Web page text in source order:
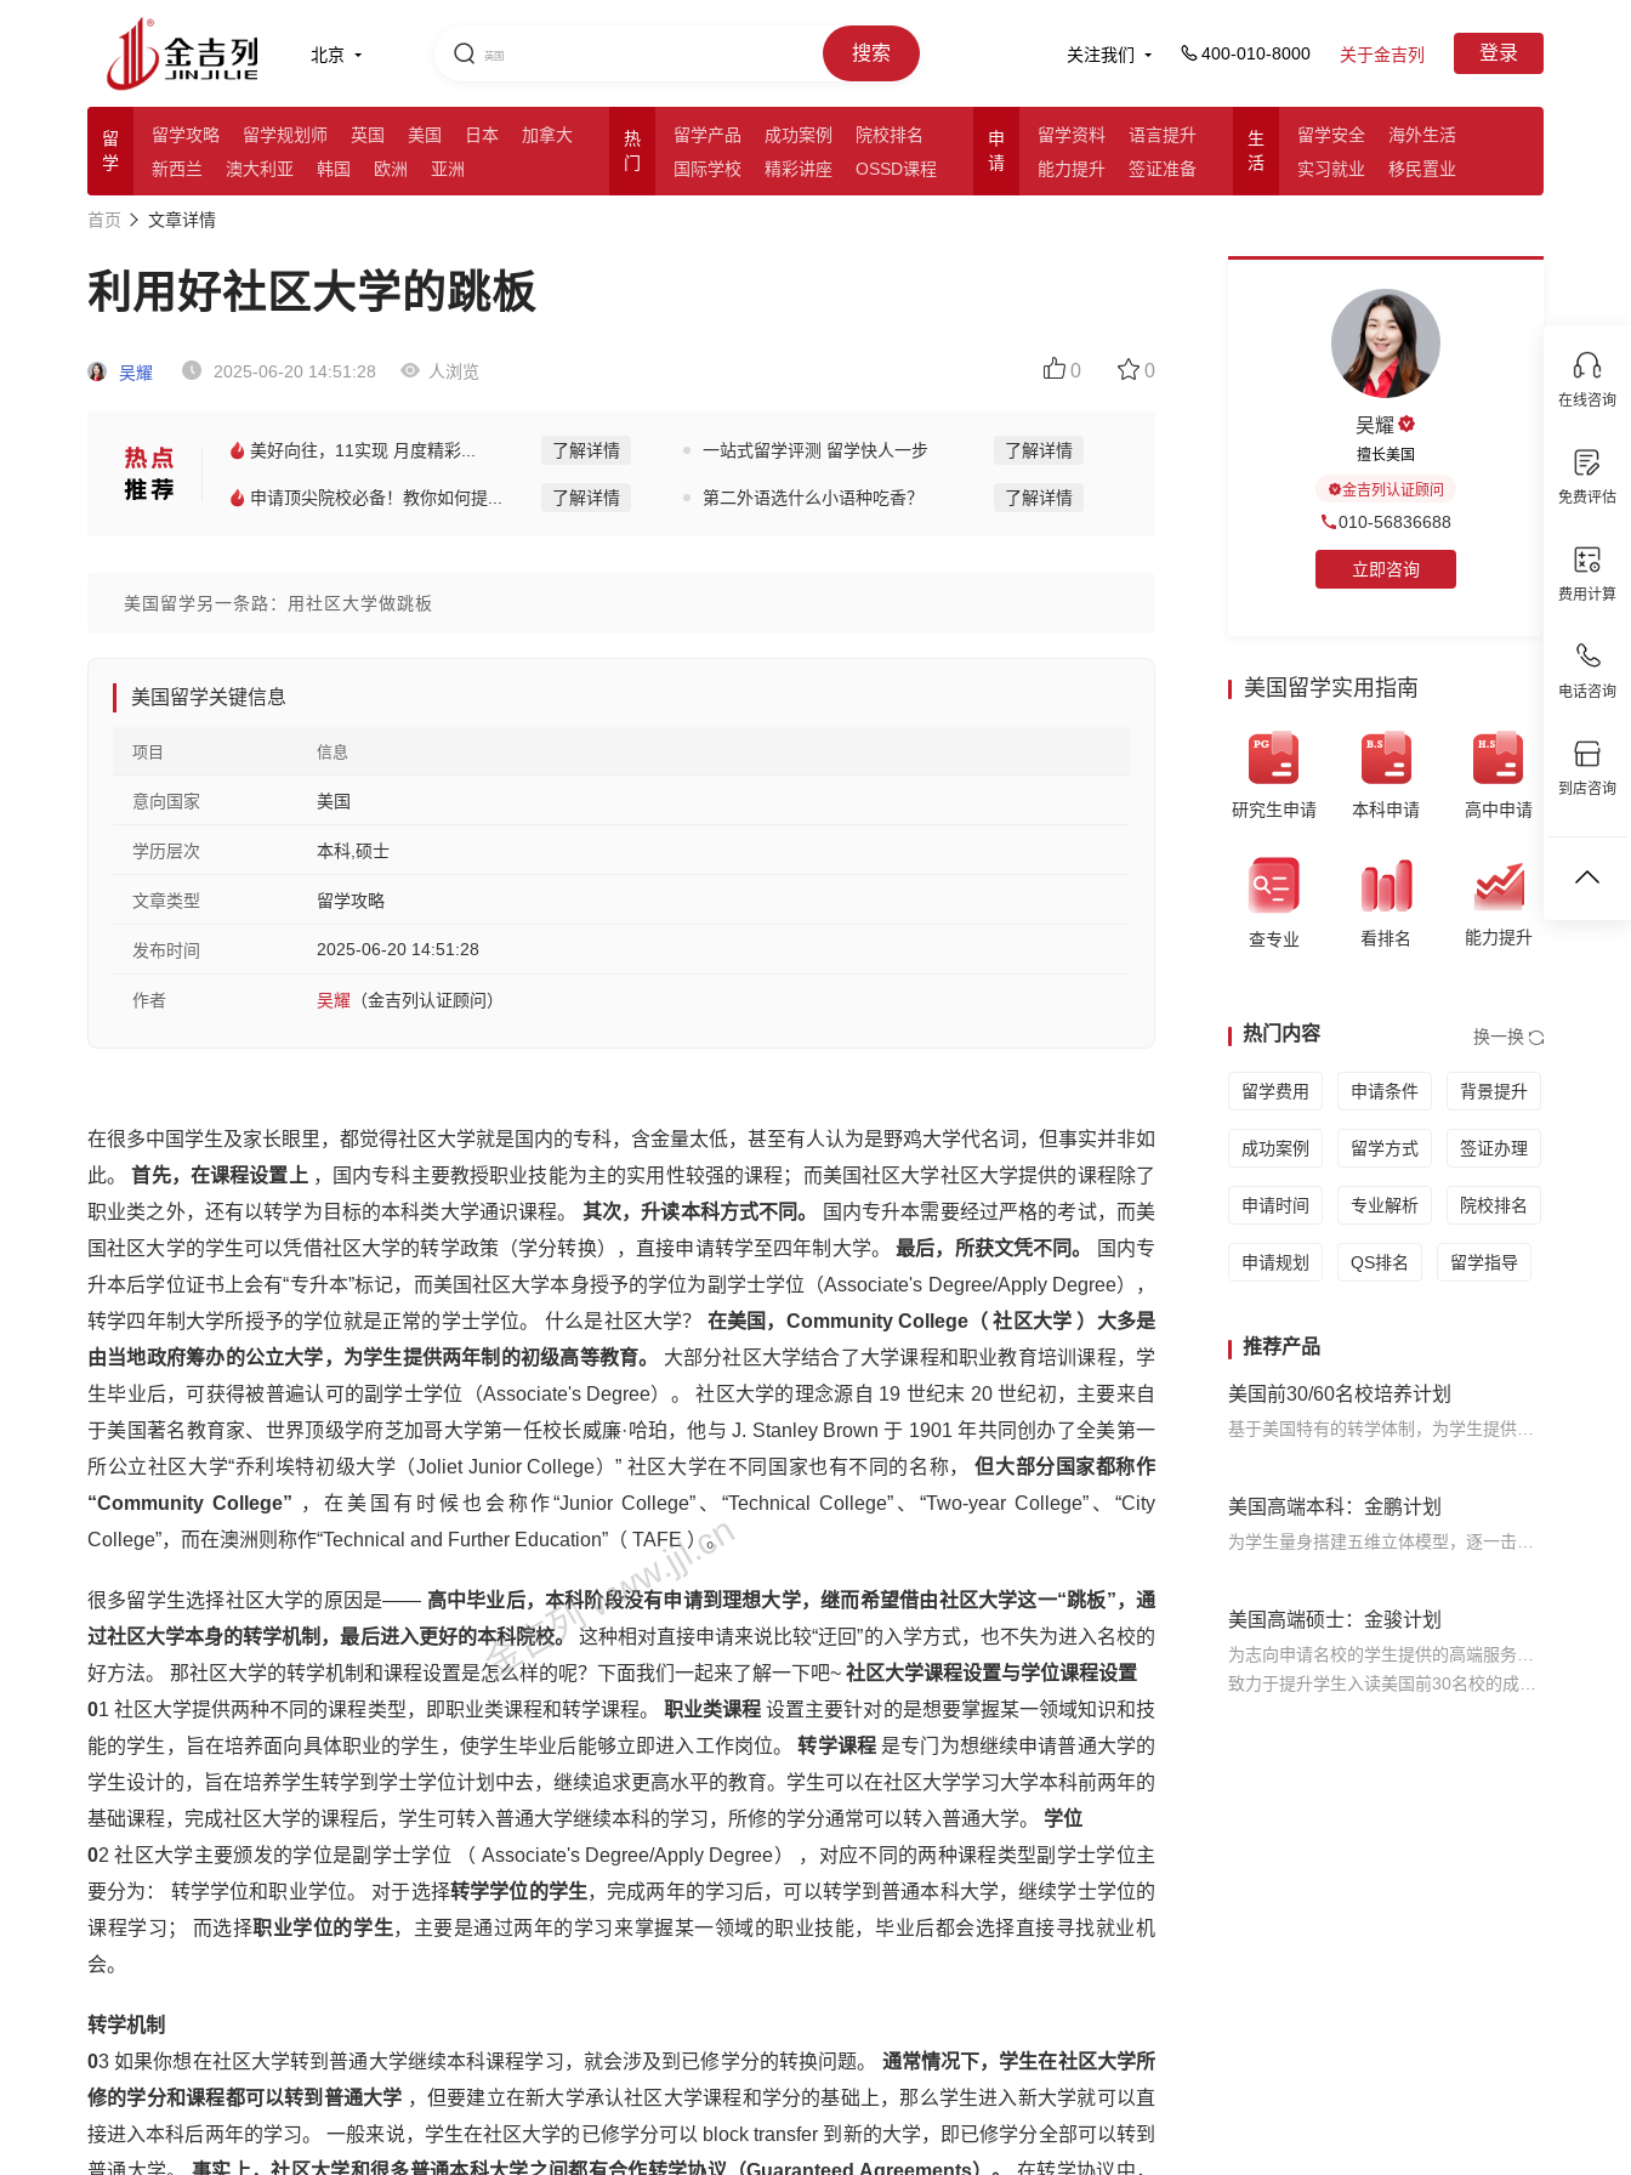
北京 搜索 关注我们 400-010-8000 关于金吉列 登录
留
学
留学攻略 留学规划师 英国 美国 日本
加拿大
新西兰
澳大利亚 韩国 欧洲 亚洲
热
门
留学产品 成功案例
院校排名
国际学校
精彩讲座 OSSD课程
申
请
留学资料
语言提升
能力提升
签证准备
生
活
留学安全
海外生活
实习就业
移民置业
在线咨询
免费评估
费用计算
电话咨询
到店咨询
首页 文章详情
利用好社区大学的跳板
吴耀 2025-06-20 14:51:28 人浏览 0 0
美好向往，11实现 月度精彩... 了解详情 一站式留学评测 留学快人一步 了解详情
申请顶尖院校必备！教你如何提... 了解详情 第二外语选什么小语种吃香？ 了解详情
美国留学另一条路：用社区大学做跳板
美国留学关键信息
项目 信息
意向国家 美国
学历层次 本科,硕士
文章类型 留学攻略
发布时间 2025-06-20 14:51:28
作者 吴耀 （金吉列认证顾问）
在很多中国学生及家长眼里，都觉得社区大学就是国内的专科，含金量太低，甚至有人认为是野鸡大学代名词，但事实并非如
此。首先，在课程设置上 ，国内专科主要教授职业技能为主的实用性较强的课程；而美国社区大学社区大学提供的课程除了
职业类之外，还有以转学为目标的本科类大学通识课程。 其次，升读本科方式不同。
国内专升本需要经过严格的考试，而美
国社区大学的学生可以凭借社区大学的转学政策（学分转换），直接申请转学至四年制大学。最后，所获文凭不同。
国内专
升本后学位证书上会有“专升本”标记，而美国社区大学本身授予的学位为副学士学位（Associate's Degree/Apply Degree），
转学四年制大学所授予的学位就是正常的学士学位。 什么是社区大学？ 在美国，Community College（ 社区大学 ）大多是
由当地政府筹办的公立大学，为学生提供两年制的初级高等教育。
大部分社区大学结合了大学课程和职业教育培训课程，学
生毕业后，可获得被普遍认可的副学士学位（Associate's Degree）。 社区大学的理念源自 19 世纪末 20 世纪初，主要来自
于美国著名教育家、世界顶级学府芝加哥大学第一任校长威廉·哈珀，他与 J. Stanley Brown 于 1901 年共同创办了全美第一
所公立社区大学“乔利埃特初级大学（Joliet Junior College）” 社区大学在不同国家也有不同的名称，但大部分国家都称作
“Community College” ，在美国有时候也会称作“Junior College”、“Technical College”、“Two-year College”、“City
College”，而在澳洲则称作“Technical and Further Education”（ TAFE ）。
很多留学生选择社区大学的原因是—— 高中毕业后，本科阶段没有申请到理想大学，继而希望借由社区大学这一“跳板”，通
过社区大学本身的转学机制，最后进入更好的本科院校。 这种相对直接申请来说比较“迂回”的入学方式，也不失为进入名校的
好方法。 那社区大学的转学机制和课程设置是怎么样的呢？下面我们一起来了解一下吧~ 社区大学课程设置与学位课程设置
01 社区大学提供两种不同的课程类型，即职业类课程和转学课程。职业类课程 设置主要针对的是想要掌握某一领域知识和技
能的学生，旨在培养面向具体职业的学生，使学生毕业后能够立即进入工作岗位。转学课程是专门为想继续申请普通大学的
学生设计的，旨在培养学生转学到学士学位计划中去，继续追求更高水平的教育。学生可以在社区大学学习大学本科前两年的
基础课程，完成社区大学的课程后，学生可转入普通大学继续本科的学习，所修的学分通常可以转入普通大学。 学位
02 社区大学主要颁发的学位是副学士学位 （ Associate's Degree/Apply Degree） ，对应不同的两种课程类型副学士学位主
要分为： 转学学位和职业学位。 对于选择转学学位的学生，完成两年的学习后，可以转学到普通本科大学，继续学士学位的
课程学习； 而选择职业学位的学生，主要是通过两年的学习来掌握某一领域的职业技能，毕业后都会选择直接寻找就业机
会。
转学机制
03 如果你想在社区大学转到普通大学继续本科课程学习，就会涉及到已修学分的转换问题。 通常情况下，学生在社区大学所
修的学分和课程都可以转到普通大学 ，但要建立在新大学承认社区大学课程和学分的基础上，那么学生进入新大学就可以直
接进入本科后两年的学习。 一般来说，学生在社区大学的已修学分可以 block transfer 到新的大学，即已修学分全部可以转到
普通大学。 事实上，社区大学和很多普通本科大学之间都有合作转学协议（Guaranteed Agreements）。
在转学协议中，
金吉列 www.jjl.cn
吴耀
擅长美国
金吉列认证顾问
010-56836688
立即咨询
美国留学实用指南
研究生申请 本科申请 高中申请
查专业 看排名 能力提升
热门内容 换一换
留学费用 申请条件 背景提升
成功案例 留学方式 签证办理
申请时间 专业解析 院校排名
申请规划 QS排名 留学指导
推荐产品
美国前30/60名校培养计划
美国高端本科：金鹏计划
美国高端硕士：金骏计划